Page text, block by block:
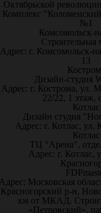
Октябрьской
Комплекс
№1
Комсомольск-
Строительная
Адрес: г. Комсомольск-
13
Дизайн-студия
Адрес: г. Кострома, ул.
22/22, 1 этаж,
Котлас
Дизайн студия
Адрес: г. Котлас, ул.
Котлас
ТЦ "Арена",
Адрес: г. Котлас,
Московская
Красногорский р-н,
км от МКАД.
«Петровский»,